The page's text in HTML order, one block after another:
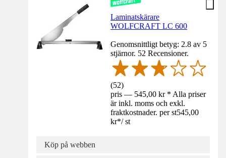
Laminatskärare
WOLFCRAFT LC 600
Genomsnittligt betyg: 2.8 av 5
stjärnor. 52 Recensioner.
(52)
pris — 545,00 kr * Alla priser
är inkl. moms och exkl.
fraktkostnader. per st545,00
kr*/ st
Köp på webben